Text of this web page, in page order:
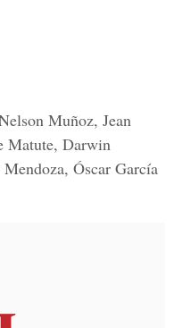
Muñoz, Jean
Matute, Darwin
Óscar García